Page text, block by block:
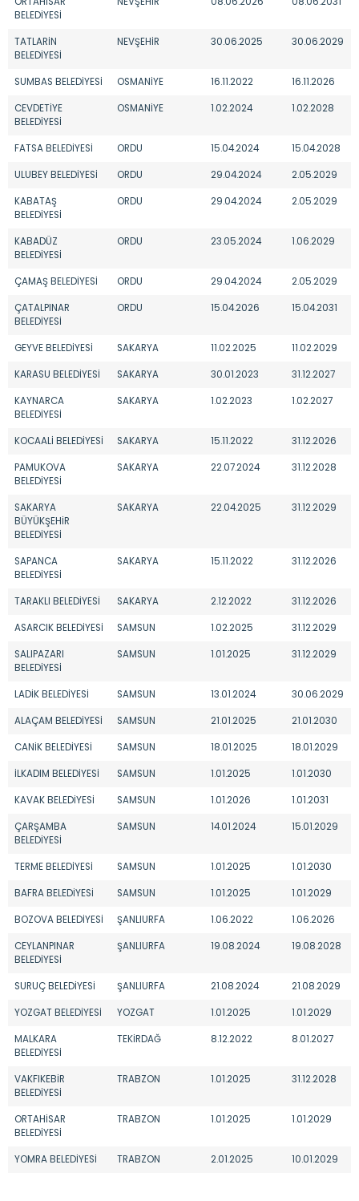
BELEDİYESİ
TATLARİN
BELEDİYESİ
NEVŞEHİR 30.06.2025 30.06.2029
SUMBAS BELEDİYESİ OSMANİYE 16.11.2022 16.11.2026
CEVDETİYE
BELEDİYESİ
OSMANİYE 1.02.2024 1.02.2028
FATSA BELEDİYESİ ORDU 15.04.2024 15.04.2028
ULUBEY BELEDİYESİ ORDU 29.04.2024 2.05.2029
KABATAŞ
BELEDİYESİ
ORDU 29.04.2024 2.05.2029
KABADÜZ
BELEDİYESİ
ORDU 23.05.2024 1.06.2029
ÇAMAŞ BELEDİYESİ ORDU 29.04.2024 2.05.2029
ÇATALPINAR
BELEDİYESİ
ORDU 15.04.2026 15.04.2031
GEYVE BELEDİYESİ SAKARYA 11.02.2025 11.02.2029
KARASU BELEDİYESİ SAKARYA 30.01.2023 31.12.2027
KAYNARCA
BELEDİYESİ
SAKARYA 1.02.2023 1.02.2027
KOCAALİ BELEDİYESİ SAKARYA 15.11.2022 31.12.2026
PAMUKOVA
BELEDİYESİ
SAKARYA 22.07.2024 31.12.2028
SAKARYA
BÜYÜKŞEHİR
BELEDİYESİ
SAKARYA 22.04.2025 31.12.2029
SAPANCA
BELEDİYESİ
SAKARYA 15.11.2022 31.12.2026
TARAKLI BELEDİYESİ SAKARYA 2.12.2022 31.12.2026
ASARCIK BELEDİYESİ SAMSUN 1.02.2025 31.12.2029
SALIPAZARI
BELEDİYESİ
SAMSUN 1.01.2025 31.12.2029
LADİK BELEDİYESİ SAMSUN 13.01.2024 30.06.2029
ALAÇAM BELEDİYESİ SAMSUN 21.01.2025 21.01.2030
CANİK BELEDİYESİ SAMSUN 18.01.2025 18.01.2029
İLKADIM BELEDİYESİ SAMSUN 1.01.2025 1.01.2030
KAVAK BELEDİYESİ SAMSUN 1.01.2026 1.01.2031
ÇARŞAMBA
BELEDİYESİ
SAMSUN 14.01.2024 15.01.2029
TERME BELEDİYESİ SAMSUN 1.01.2025 1.01.2030
BAFRA BELEDİYESİ SAMSUN 1.01.2025 1.01.2029
BOZOVA BELEDİYESİ ŞANLIURFA 1.06.2022 1.06.2026
CEYLANPINAR
BELEDİYESİ
ŞANLIURFA 19.08.2024 19.08.2028
SURUÇ BELEDİYESİ ŞANLIURFA 21.08.2024 21.08.2029
YOZGAT BELEDİYESİ YOZGAT 1.01.2025 1.01.2029
MALKARA
BELEDİYESİ
TEKİRDAĞ 8.12.2022 8.01.2027
VAKFIKEBİR
BELEDİYESİ
TRABZON 1.01.2025 31.12.2028
ORTAHİSAR
BELEDİYESİ
TRABZON 1.01.2025 1.01.2029
YOMRA BELEDİYESİ TRABZON 2.01.2025 10.01.2029